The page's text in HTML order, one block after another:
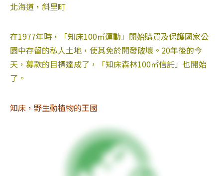
北海道，斜里町
在1977年時，「知床100㎡運動」開始購買及保護國家公
園中存留的私人土地，使其免於開發破壞。20年後的今
天，募款的目標達成了，「知床森林100㎡信託」也開始
了。
知床，野生動植物的王國